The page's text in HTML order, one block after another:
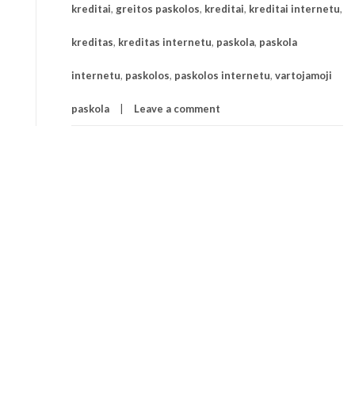
kreditai, greitos paskolos, kreditai, kreditai internetu,
kreditas, kreditas internetu, paskola, paskola
internetu, paskolos, paskolos internetu, vartojamoji
paskola Leave a comment